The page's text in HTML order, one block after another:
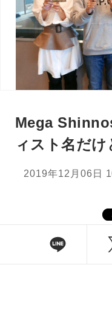
Mega
ィスト名だ
2019年12月06日